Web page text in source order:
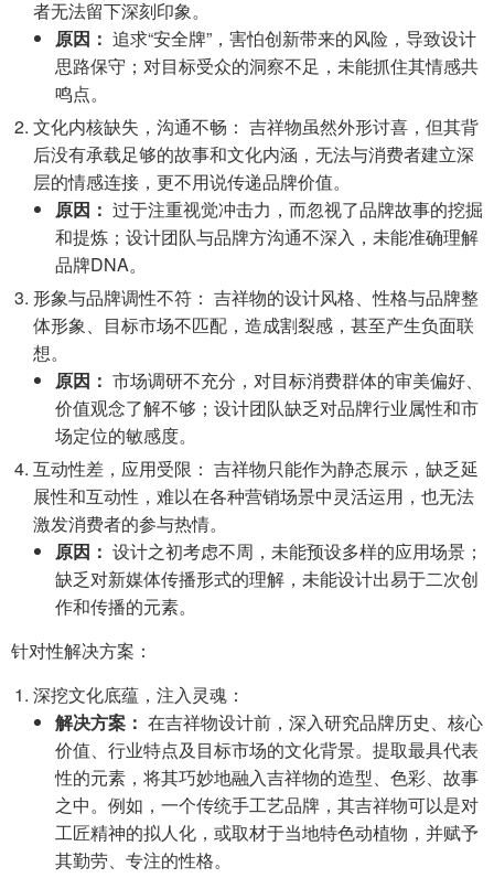
者无法留下深刻印象。
原因： 追求“安全牌”，害怕创新带来的风险，导致设计
思路保守；对目标受众的洞察不足，未能抓住其情感共
鸣点。
文化内核缺失，沟通不畅： 吉祥物虽然外形讨喜，但其背
后没有承载足够的故事和文化内涵，无法与消费者建立深
层的情感连接，更不用说传递品牌价值。
原因： 过于注重视觉冲击力，而忽视了品牌故事的挖掘
和提炼；设计团队与品牌方沟通不深入，未能准确理解
品牌DNA。
形象与品牌调性不符： 吉祥物的设计风格、性格与品牌整
体形象、目标市场不匹配，造成割裂感，甚至产生负面联
想。
原因： 市场调研不充分，对目标消费群体的审美偏好、
价值观念了解不够；设计团队缺乏对品牌行业属性和市
场定位的敏感度。
互动性差，应用受限： 吉祥物只能作为静态展示，缺乏延
展性和互动性，难以在各种营销场景中灵活运用，也无法
激发消费者的参与热情。
原因： 设计之初考虑不周，未能预设多样的应用场景；
缺乏对新媒体传播形式的理解，未能设计出易于二次创
作和传播的元素。
针对性解决方案：
深挖文化底蕴，注入灵魂：
解决方案： 在吉祥物设计前，深入研究品牌历史、核心
价值、行业特点及目标市场的文化背景。提取最具代表
性的元素，将其巧妙地融入吉祥物的造型、色彩、故事
之中。例如，一个传统手工艺品牌，其吉祥物可以是对
工匠精神的拟人化，或取材于当地特色动植物，并赋予
其勤劳、专注的性格。